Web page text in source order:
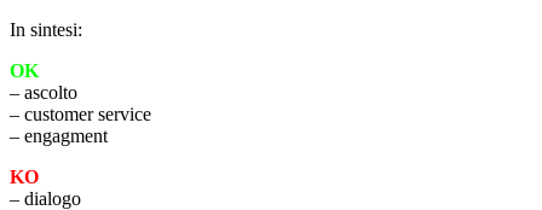
In sintesi:
OK
– ascolto
– customer service
– engagment
KO
– dialogo